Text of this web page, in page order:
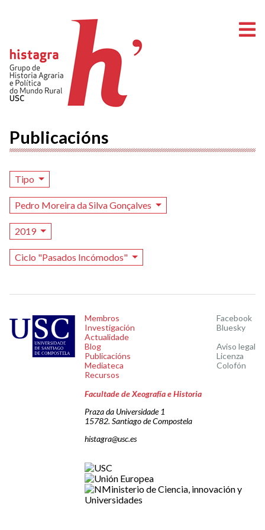
Publicacións
Tipo
Pedro Moreira da Silva Gonçalves
2019
Ciclo "Pasados Incómodos"
Membros
Investigación
Actualidade
Blog
Publicacións
Mediateca
Recursos
Facebook
Bluesky
Aviso legal
Licenza
Colofón
Facultade de Xeografía e Historia
Praza da Universidade 1
15782. Santiago de Compostela
histagra@usc.es